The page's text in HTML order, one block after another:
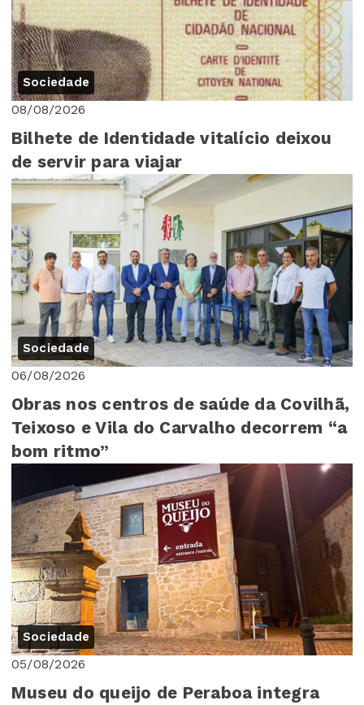
Sociedade
08/08/2026
Bilhete de Identidade vitalício deixou
de servir para viajar
Sociedade
06/08/2026
Obras nos centros de saúde da Covilhã,
Teixoso e Vila do Carvalho decorrem “a
bom ritmo”
Sociedade
05/08/2026
Museu do queijo de Peraboa integra